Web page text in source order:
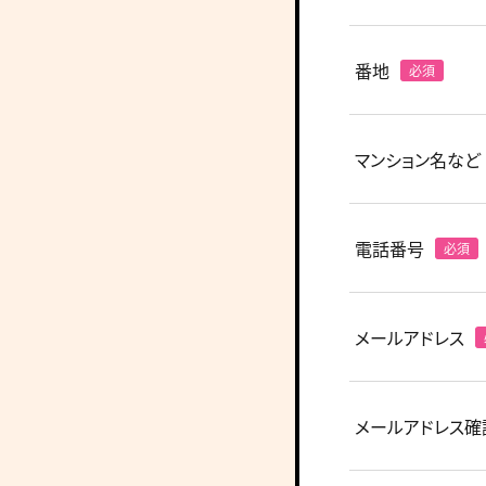
番地
マンション名など
電話番号
メールアドレス
メールアドレス